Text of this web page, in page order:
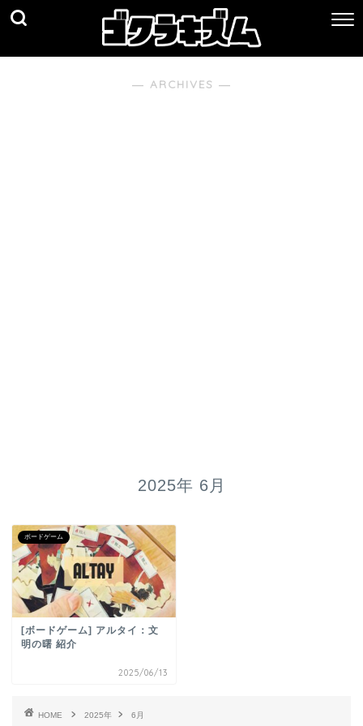
― ARCHIVES ―
2025年 6月
ボードゲーム
[ボードゲーム] アルタイ：文
明の曙 紹介
2025/06/13
HOME 2025年 6月